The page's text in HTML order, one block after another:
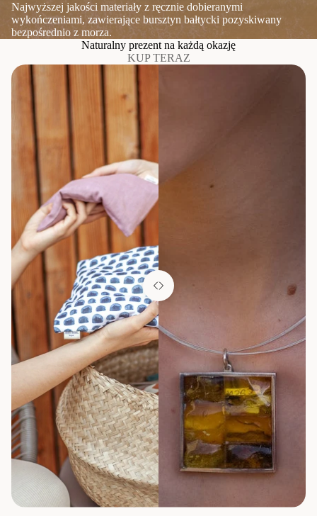
Najwyższej jakości materiały z ręcznie dobieranymi
wykończeniami, zawierające bursztyn bałtycki pozyskiwany
bezpośrednio z morza.
Naturalny prezent na każdą okazję
KUP TERAZ